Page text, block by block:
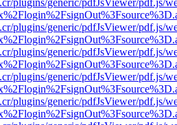
plugins/generic/pdfJsViewer/pdf.js/
plugins/generic/pdfJsViewer/pdf.js/
plugins/generic/pdfJsViewer/pdf.js/
plugins/generic/pdfJsViewer/pdf.js/
plugins/generic/pdfJsViewer/pdf.js/